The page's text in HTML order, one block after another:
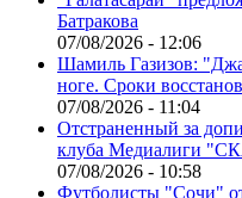
Батракова
07/08/2026 - 12:06
Шамиль Газизов:
ноге. Сроки
07/08/2026 - 11:04
Отстраненный за
клуба Медиалиги
07/08/2026 - 10:58
Футболисты "Сочи"